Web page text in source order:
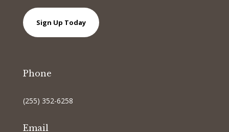
Sign Up Today
Phone
(255) 352-6258
Email